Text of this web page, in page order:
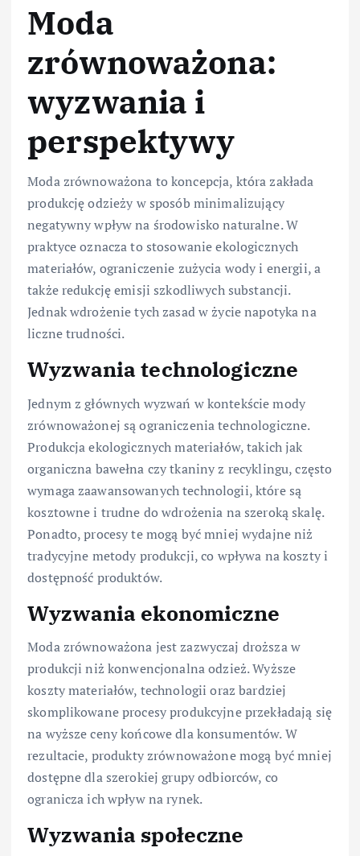
Moda
zrównoważona:
wyzwania i
perspektywy
Moda zrównoważona to koncepcja, która zakłada
produkcję odzieży w sposób minimalizujący
negatywny wpływ na środowisko naturalne. W
praktyce oznacza to stosowanie ekologicznych
materiałów, ograniczenie zużycia wody i energii, a
także redukcję emisji szkodliwych substancji.
Jednak wdrożenie tych zasad w życie napotyka na
liczne trudności.
Wyzwania technologiczne
Jednym z głównych wyzwań w kontekście mody
zrównoważonej są ograniczenia technologiczne.
Produkcja ekologicznych materiałów, takich jak
organiczna bawełna czy tkaniny z recyklingu, często
wymaga zaawansowanych technologii, które są
kosztowne i trudne do wdrożenia na szeroką skalę.
Ponadto, procesy te mogą być mniej wydajne niż
tradycyjne metody produkcji, co wpływa na koszty i
dostępność produktów.
Wyzwania ekonomiczne
Moda zrównoważona jest zazwyczaj droższa w
produkcji niż konwencjonalna odzież. Wyższe
koszty materiałów, technologii oraz bardziej
skomplikowane procesy produkcyjne przekładają się
na wyższe ceny końcowe dla konsumentów. W
rezultacie, produkty zrównoważone mogą być mniej
dostępne dla szerokiej grupy odbiorców, co
ogranicza ich wpływ na rynek.
Wyzwania społeczne